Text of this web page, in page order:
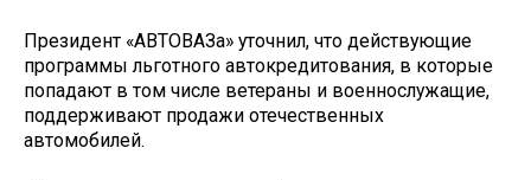
Президент «АВТОВАЗа» уточнил, что действующие
программы льготного автокредитования, в которые
попадают в том числе ветераны и военнослужащие,
поддерживают продажи отечественных
автомобилей.